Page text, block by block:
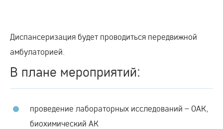
Диспансеризация будет проводиться передвижной
амбулаторией.
В плане мероприятий:
проведение лабораторных исследований – ОАК,
биохимический АК